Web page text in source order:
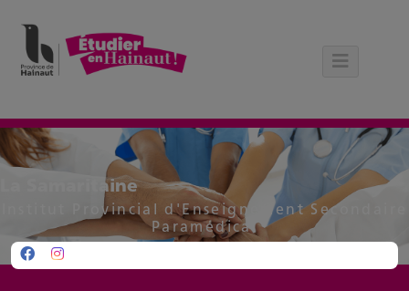
La Samaritaine
Institut Provincial d'Enseignement Secondaire
Paramédical